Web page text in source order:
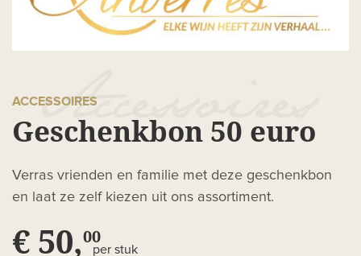
ACCESSOIRES
Geschenkbon 50 euro
Verras vrienden en familie met deze geschenkbon
en laat ze zelf kiezen uit ons assortiment.
€ 50,00
per stuk